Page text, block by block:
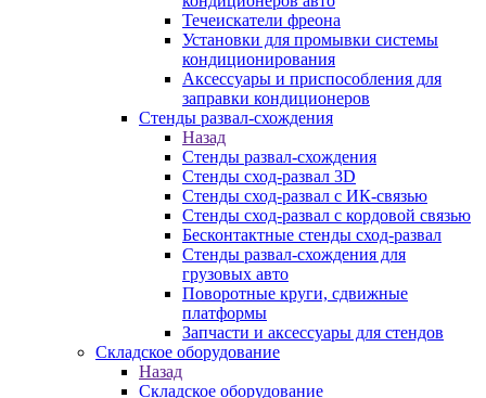
Течеискатели фреона
Установки для промывки системы
кондиционирования
Аксессуары и приспособления для
заправки кондиционеров
Стенды развал-схождения
Назад
Стенды развал-схождения
Стенды сход-развал 3D
Стенды сход-развал с ИК-связью
Стенды сход-развал с кордовой связью
Бесконтактные стенды сход-развал
Стенды развал-схождения для
грузовых авто
Поворотные круги, сдвижные
платформы
Запчасти и аксессуары для стендов
Складское оборудование
Назад
Складское оборудование